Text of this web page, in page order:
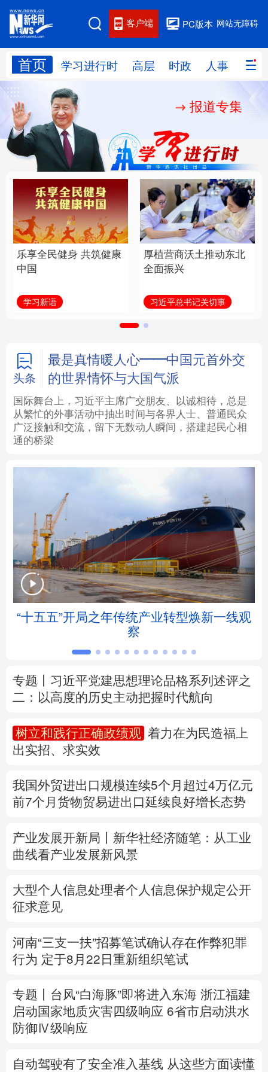
网站无障碍
PC版本
客户端
首页 学习进行时 高层 时政 人事 国际
网站地图
学习进行时 人事
国际 财经 网评
思客智库 全球连线 教育
科技 科创 量子 体育
文化 书画 健康 军事
访谈 视频 图片 政务
学术中国 乡村振兴 银龄 溯源中国
城市 旅游 能源
彩票 娱乐 时尚 悦读
公益
地方频道
北京 天津 河北 山西
辽宁 吉林 上海 江苏
浙江 安徽 福建 江西
河南 湖北
广东 广西 海南 重庆
陕西 甘肃
English Español
Русский язык 日本語 한국어
报道专集
乐享全民健身 共筑健康
中国
学习新语
厚植营商沃土推动东北
全面振兴
习近平总书记关切事
头条
最是真情暖人心——中国元首外交
的世界情怀与大国气派
国际舞台上，习近平主席广交朋友、以诚相待，总是
从繁忙的外事活动中抽出时间与各界人士、普通民众
广泛接触和交流，留下无数动人瞬间，搭建起民心相
通的桥梁
“十五五”开局之年传统产业转型焕新一线观
察
专题丨 习近平党建思想理论品格系列述评之
二：以高度的历史主动把握时代航向
树立和践行正确政绩观
着力在为民造福上
出实招、求实效
我国外贸进出口规模连续5个月超过4万亿元
前7个月货物贸易进出口延续良好增长态势
产业发展开新局丨 新华社经济随笔：从工业
曲线看产业发展新风景
大型个人信息处理者个人信息保护规定公开
征求意见
河南“三支一扶”招募笔试确认存在作弊犯罪
行为 定于8月22日重新组织笔试
专题丨 台风“白海豚”即将进入东海 浙江福建
启动国家地质灾害四级响应 6省市启动洪水
防御Ⅳ级响应
自动驾驶有了安全准入基线 从这些方面读懂